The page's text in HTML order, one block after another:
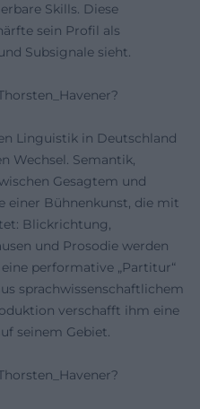
Skills. Diese
sein Profil als
Subsignale sieht.
Linguistik in Deutschland
Wechsel. Semantik,
Gesagtem und
einer Bühnenkunst, die mit
Blickrichtung,
und Prosodie werden
performative „Partitur“
sprachwissenschaftlichem
verschafft ihm eine
seinem Gebiet.